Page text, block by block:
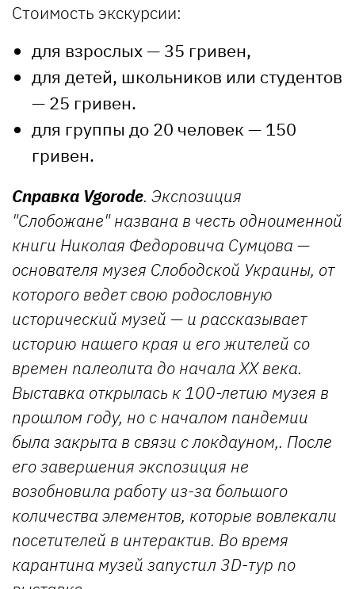
Стоимость экскурсии:
для взрослых — 35 гривен,
для детей, школьников или студентов
— 25 гривен.
для группы до 20 человек — 150
гривен.
Справка Vgorode. Экспозиция
"Слобожане" названа в честь одноименной
книги Николая Федоровича Сумцова —
основателя музея Слободской Украины, от
которого ведет свою родословную
исторический музей — и рассказывает
историю нашего края и его жителей со
времен палеолита до начала XX века.
Выставка открылась к 100-летию музея в
прошлом году, но с началом пандемии
была закрыта в связи с локдауном,. После
его завершения экспозиция не
возобновила работу из-за большого
количества элементов, которые вовлекали
посетителей в интерактив. Во время
карантина музей запустил 3D-тур по